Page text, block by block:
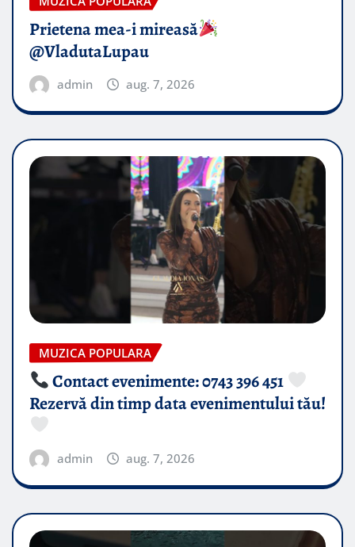
Prietena mea-i mireasă​
@VladutaLupau
admin aug. 7, 2026
MUZICA POPULARA
Contact evenimente: 0743 396 451
Rezervă din timp data evenimentului tău!
admin aug. 7, 2026